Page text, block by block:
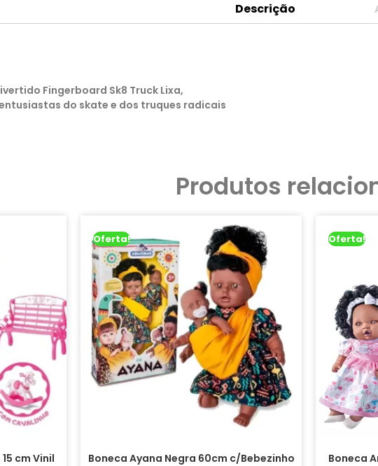
Descrição
Fingerboard Sk8 Truck Lixa,
do skate e dos truques radicais
Produtos
cm Vinil
Oferta!
Boneca Ayana Negra 60cm c/Bebezinho
Oferta!
Boneca